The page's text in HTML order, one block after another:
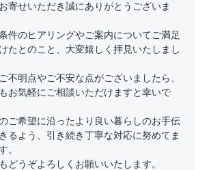
寄せいただき誠にありがとうございま
件のヒアリングやご案内についてご満足
たとのこと、大変嬉しく拝見いたしまし
不明点やご不安な点がございましたら、
お気軽にご相談いただけますと幸いで
ご希望に沿ったより良い暮らしのお手伝
るよう、引き続き丁寧な対応に努めてま
。
どうぞよろしくお願いいたします。